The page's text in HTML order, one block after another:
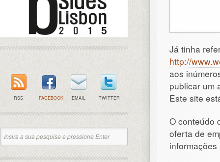
Já tinha
http://
aos
publicar um
Este site
O conteúdo
oferta de
RSS FACEBOOK EMAIL TWITTER